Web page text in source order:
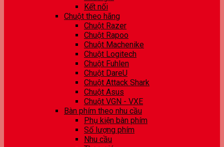
Kết nối
Chuột theo hãng
Chuột Razer
Chuột Rapoo
Chuột Machenike
Chuột Logitech
Chuột Fuhlen
Chuột DareU
Chuột Attack Shark
Chuột Asus
Chuột VGN - VXE
Bàn phím theo nhu cầu
Phụ kiện bàn phím
Số lượng phím
Nhu cầu